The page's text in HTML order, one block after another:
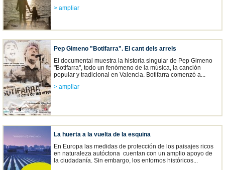
> ampliar
Pep Gimeno "Botifarra". El cant dels arrels
El documental muestra la historia singular de Pep Gimeno
"Botifarra", todo un fenómeno de la música, la canción
popular y tradicional en Valencia. Botifarra comenzó a...
> ampliar
La huerta a la vuelta de la esquina
En Europa las medidas de protección de los paisajes ricos
en naturaleza autóctona cuentan con un amplio apoyo de
la ciudadanía. Sin embargo, los entornos históricos...